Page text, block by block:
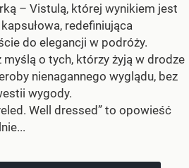
– Vistulą, której wynikiem jest
redefiniująca
do elegancji w podróży.
myślą o tych, którzy żyją w drodze
nienagannego wyglądu, bez
wygody.
Well dressed” to opowieść